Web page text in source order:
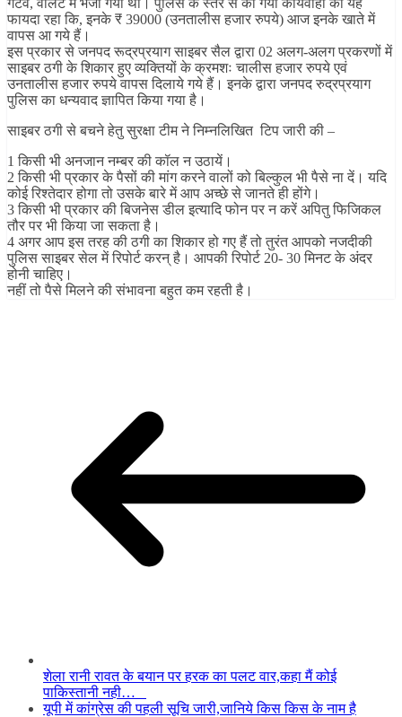
गेटवे, वॉलेट में भेजी गयी थी। पुलिस के स्तर से की गयी कार्यवाही का यह
फायदा रहा कि, इनके ₹ 39000 (उनतालीस हजार रुपये) आज इनके खाते में
वापस आ गये हैं।
इस प्रकार से जनपद रूद्रप्रयाग साइबर सैल द्वारा 02 अलग-अलग प्रकरणों में
साइबर ठगी के शिकार हुए व्यक्तियों के क्रमशः चालीस हजार रुपये एवं
उनतालीस हजार रुपये वापस दिलाये गये हैं। इनके द्वारा जनपद रुद्रप्रयाग
पुलिस का धन्यवाद ज्ञापित किया गया है।
साइबर ठगी से बचने हेतु सुरक्षा टीम ने निम्नलिखित टिप जारी की –
1 किसी भी अनजान नम्बर की कॉल न उठायें।
2 किसी भी प्रकार के पैसों की मांग करने वालों को बिल्कुल भी पैसे ना दें। यदि
कोई रिश्तेदार होगा तो उसके बारे में आप अच्छे से जानते ही होंगे।
3 किसी भी प्रकार की बिजनेस डील इत्यादि फोन पर न करें अपितु फिजिकल
तौर पर भी किया जा सकता है।
4 अगर आप इस तरह की ठगी का शिकार हो गए हैं तो तुरंत आपको नजदीकी
पुलिस साइबर सेल में रिपोर्ट करन् है। आपकी रिपोर्ट 20- 30 मिनट के अंदर
होनी चाहिए।
नहीं तो पैसे मिलने की संभावना बहुत कम रहती है।
शेला रानी रावत के बयान पर हरक का पलट वार,कहा मैं कोई
पाकिस्तानी नही…
यूपी में कांग्रेस की पहली सूचि जारी,जानिये किस किस के नाम है